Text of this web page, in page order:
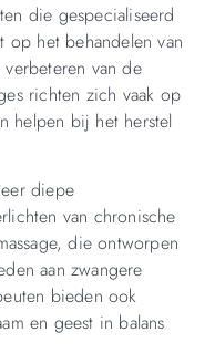
die gespecialiseerd
het behandelen van
van de
richten zich vaak op
helpen bij het herstel
diepe
van chronische
die ontworpen
aan zwangere
bieden ook
en geest in balans